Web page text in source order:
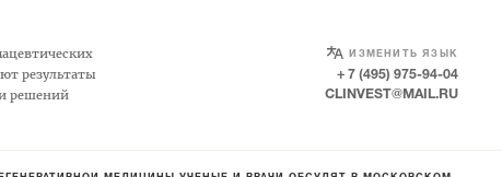
результаты
решений
ИЗМЕНИТЬ ЯЗЫК
SELECT LANGUAGE
+ 7 (495) 975-94-04
CLINVEST@MAIL.RU